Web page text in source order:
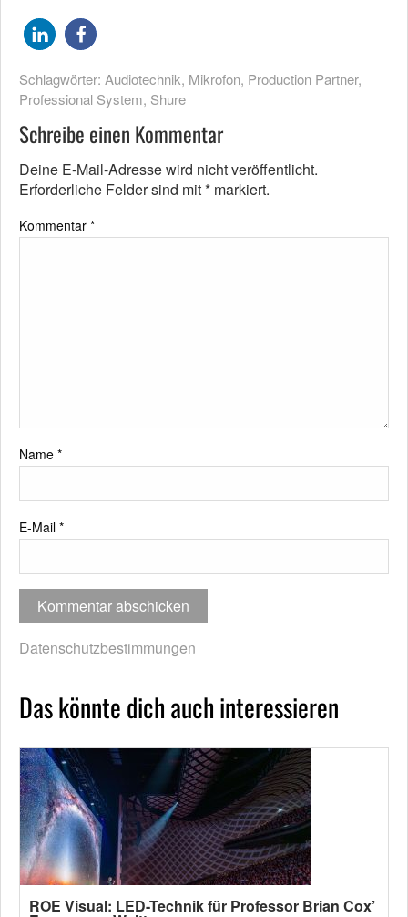
Schlagwörter: Audiotechnik, Mikrofon, Production Partner,
Professional System, Shure
Schreibe einen Kommentar
Deine E-Mail-Adresse wird nicht veröffentlicht.
Erforderliche Felder sind mit* markiert.
Kommentar *
Name *
E-Mail *
Datenschutzbestimmungen
Das könnte dich auch interessieren
ROE Visual: LED-Technik für Professor Brian Cox’